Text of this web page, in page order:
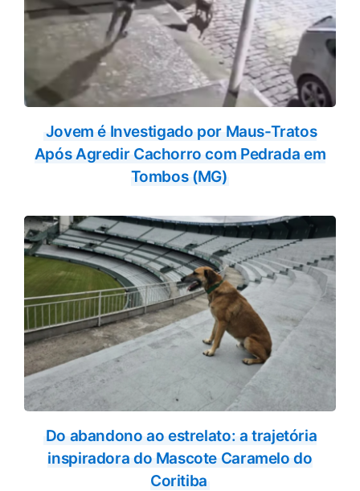
Jovem é Investigado por Maus-Tratos
Após Agredir Cachorro com Pedrada em
Tombos (MG)
Do abandono ao estrelato: a trajetória
inspiradora do Mascote Caramelo do
Coritiba